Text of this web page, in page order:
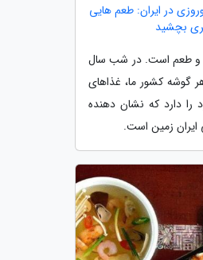
در ایران: طعم هایی
بچشید
و طعم است. در شب سال
هر گوشه کشور ما، غذاهای
دارد که نشان دهنده
ایران زمین است.